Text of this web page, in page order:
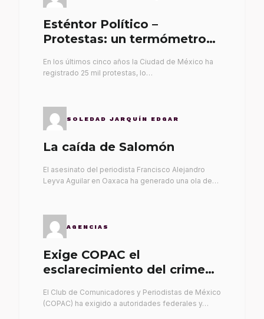
Esténtor Político –
Protestas: un termómetro
En los últimos cinco años la Ciudad de México ha
registrado 25 mil protestas, lo…
SOLEDAD JARQUÍN EDGAR
La caída de Salomón
El asesinato del periodista Francisco Alejandro
Leyva Aguilar en Oaxaca ha generado una ola de…
AGENCIAS
Exige COPAC el
esclarecimiento del crimen
El Club de Comunicadores y Periodistas de México
(COPAC) ha exigido a autoridades federales y…